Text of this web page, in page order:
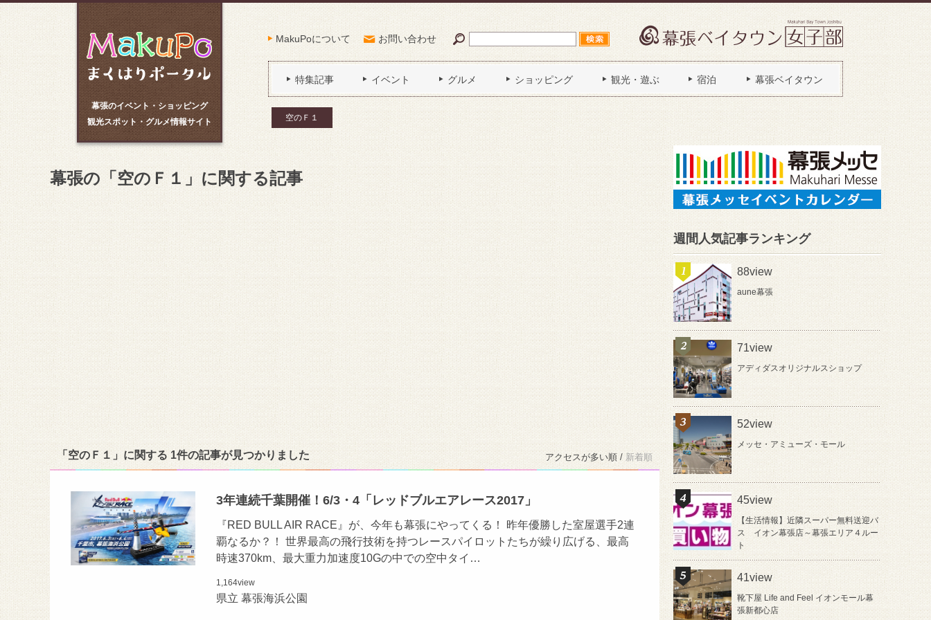
幕張のイベント・ショッピング
観光スポット・グルメ情報サイト
MakuPoについて お問い合わせ
特集記事 イベント グルメ ショッピング 観光・遊ぶ 宿泊 幕張ベイタウン
空のＦ１
幕張の「空のＦ１」に関する記事
「空のＦ１」に関する 1件の記事が見つかりました アクセスが多い順 / 新着順
3年連続千葉開催！6/3・4「レッドブルエアレース2017」
『RED BULL AIR RACE』が、今年も幕張にやってくる！ 昨年優勝した室屋選手2連
覇なるか？！ 世界最高の飛行技術を持つレースパイロットたちが繰り広げる、最高
時速370km、最大重力加速度10Gの中での空中タイ…
1,164view
県立 幕張海浜公園
週間人気記事ランキング
88view
aune幕張
71view
アディダスオリジナルスショップ
52view
メッセ・アミューズ・モール
45view
【生活情報】近隣スーパー無料送迎バ
ス イオン幕張店～幕張エリア４ルー
ト
41view
靴下屋 Life and Feel イオンモール幕
張新都心店